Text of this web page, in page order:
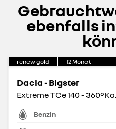
ebenfalls
renew gold 12Monat
Dacia - Bigster
Benzin